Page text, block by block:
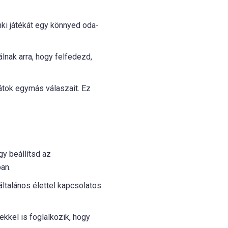
játékát egy könnyed oda-
arra, hogy felfedezd,
egymás válaszait. Ez
beállítsd az
élettel kapcsolatos
is foglalkozik, hogy